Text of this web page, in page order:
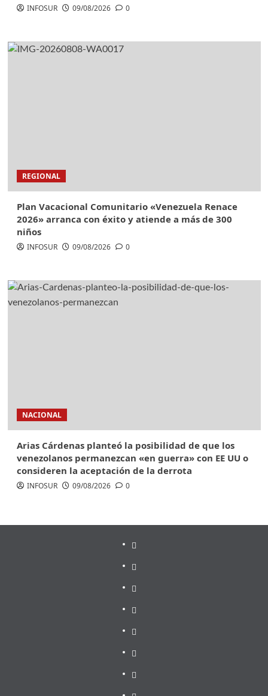
INFOSUR 09/08/2026 0
REGIONAL
Plan Vacacional Comunitario «Venezuela Renace
2026» arranca con éxito y atiende a más de 300
niños
INFOSUR 09/08/2026 0
NACIONAL
Arias Cárdenas planteó la posibilidad de que los
venezolanos permanezcan «en guerra» con EE UU o
consideren la aceptación de la derrota
INFOSUR 09/08/2026 0